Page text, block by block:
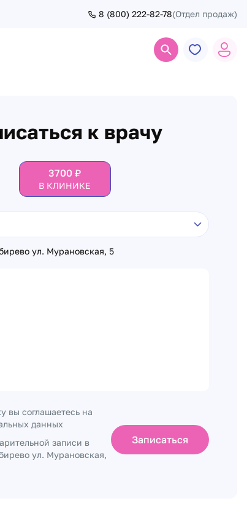
8 (800) 222-82-78(Отдел продаж)
к врачу
3700 ₽
В КЛИНИКЕ
ул. Мурановская, 5
вы соглашаетесь на
данных
записи в
ул. Мурановская,
Записаться